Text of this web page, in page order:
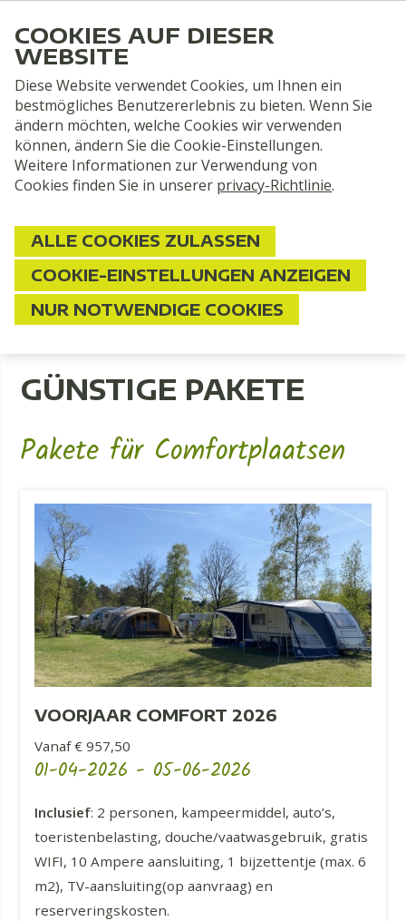
2 Personen
SUCHE
GÜNSTIGE PAKETE
Pakete für Comfortplaatsen
VOORJAAR COMFORT 2026
Vanaf € 957,50
01-04-2026 - 05-06-2026
Inclusief: 2 personen, kampeermiddel, auto’s,
toeristenbelasting, douche/vaatwasgebruik, gratis
WIFI, 10 Ampere aansluiting, 1 bijzettentje (max. 6
m2), TV-aansluiting(op aanvraag) en
reserveringskosten.
COOKIES AUF DIESER
WEBSITE
Diese Website verwendet Cookies, um Ihnen ein
bestmögliches Benutzererlebnis zu bieten. Wenn Sie
ändern möchten, welche Cookies wir verwenden
können, ändern Sie die Cookie-Einstellungen.
Weitere Informationen zur Verwendung von
Cookies finden Sie in unserer privacy-Richtlinie.
ALLE COOKIES ZULASSEN
COOKIE-EINSTELLUNGEN ANZEIGEN
NUR NOTWENDIGE COOKIES